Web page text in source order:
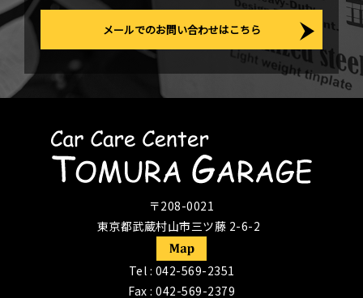
メールでのお問い合わせはこちら
〒208-0021
東京都武蔵村山市三ツ藤 2-6-2
Tel : 042-569-2351
Fax : 042-569-2379